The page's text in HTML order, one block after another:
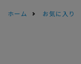
ホーム お気に入り